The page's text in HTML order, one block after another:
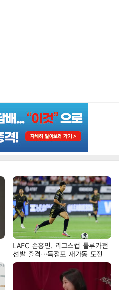
LAFC 손흥민, 리그스컵 톨루카전
선발 출격…득점포 재가동 도전